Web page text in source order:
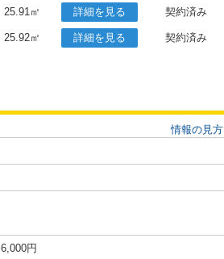
25.91㎡ 詳細を見る 契約済み
25.92㎡ 詳細を見る
契約済み
情報の見方
6,000円